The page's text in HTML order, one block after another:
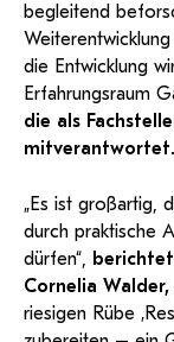
begleitend
die Entwicklung
Erfahrungsraum
die als
mitverantwortet.
„Es ist großartig,
durch praktische
dürfen“,
Cornelia Walder,
riesigen Rübe